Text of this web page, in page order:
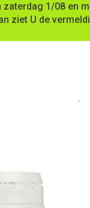
1/08 en
ziet U de